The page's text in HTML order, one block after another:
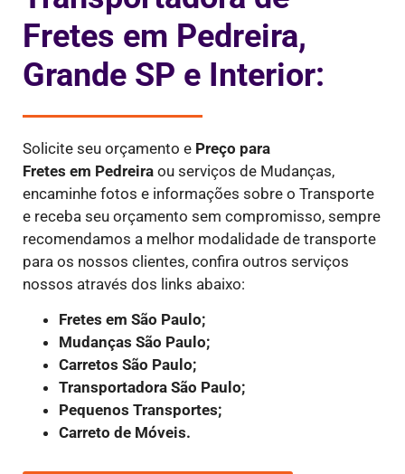
Fretes em Pedreira,
Grande SP e Interior:
Solicite seu orçamento e Preço para
Fretes em Pedreira ou serviços de Mudanças,
encaminhe fotos e informações sobre o Transporte
e receba seu orçamento sem compromisso, sempre
recomendamos a melhor modalidade de transporte
para os nossos clientes, confira outros serviços
nossos através dos links abaixo:
Fretes em São Paulo;
Mudanças São Paulo;
Carretos São Paulo;
Transportadora São Paulo;
Pequenos Transportes;
Carreto de Móveis.